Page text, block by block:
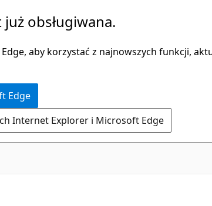
obsługiwana.
aby korzystać z najnowszych funkcji,
Edge
Internet Explorer i Microsoft Edge